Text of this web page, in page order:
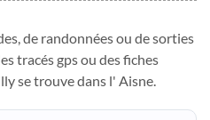
de randonnées ou de sorties
tracés gps ou des fiches
se trouve dans l' Aisne.